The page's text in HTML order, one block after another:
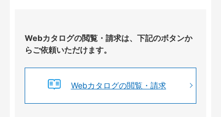
Webカタログの閲覧・請求は、下記のボタンか
らご依頼いただけます。
Webカタログの閲覧・請求